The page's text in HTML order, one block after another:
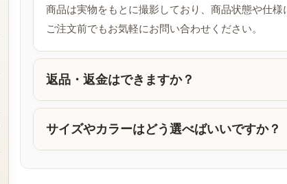
商品は実物をもとに撮影しており、商品状態や仕
ご注文前でもお気軽にお問い合わせください。
返品・返金はできますか？
サイズやカラーはどう選べばいいですか？